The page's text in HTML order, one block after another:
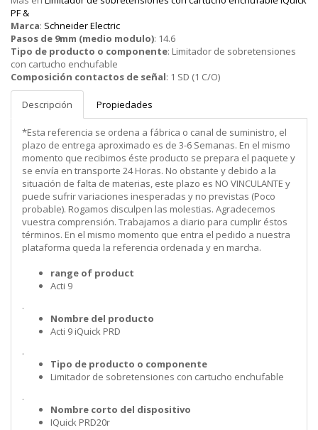
PF &
Marca: Schneider Electric
Pasos de 9mm (medio modulo): 14.6
Tipo de producto o componente: Limitador de sobretensiones
con cartucho enchufable
Composición contactos de señal: 1 SD (1 C/O)
Descripción Propiedades
*Esta referencia se ordena a fábrica o canal de suministro, el
plazo de entrega aproximado es de 3-6 Semanas. En el mismo
momento que recibimos éste producto se prepara el paquete y
se envía en transporte 24 Horas. No obstante y debido a la
situación de falta de materias, este plazo es NO VINCULANTE y
puede sufrir variaciones inesperadas y no previstas (Poco
probable). Rogamos disculpen las molestias. Agradecemos
vuestra comprensión. Trabajamos a diario para cumplir éstos
términos. En el mismo momento que entra el pedido a nuestra
plataforma queda la referencia ordenada y en marcha.
range of product
Acti 9
.
Nombre del producto
Acti 9 iQuick PRD
.
Tipo de producto o componente
Limitador de sobretensiones con cartucho enchufable
.
Nombre corto del dispositivo
IQuick PRD20r